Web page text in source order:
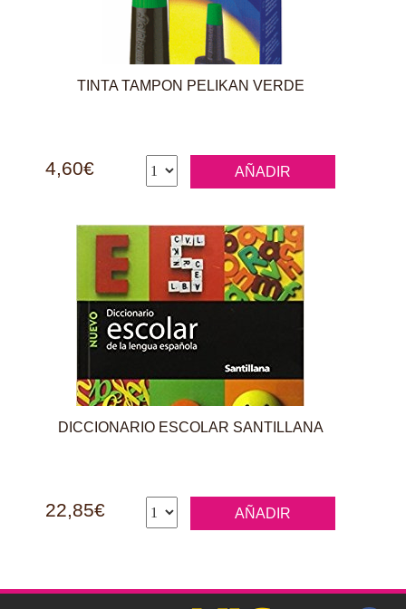
TINTA TAMPON PELIKAN VERDE
4,60€ AÑADIR
DICCIONARIO ESCOLAR SANTILLANA
22,85€ AÑADIR